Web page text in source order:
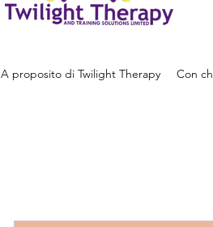
A proposito di Twilight Therapy Con